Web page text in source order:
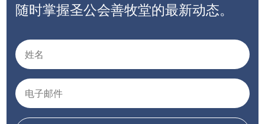
随时掌握圣公会善牧堂的最新动态。